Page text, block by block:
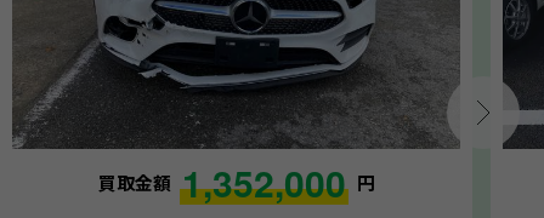
買取金額 1,352,000 円